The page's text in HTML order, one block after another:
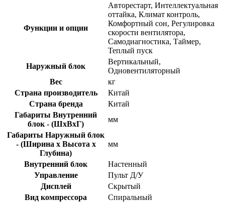
Функции и опции
Авторестарт, Интеллектуальная
оттайка, Климат контроль,
Комфортный сон, Регулировка
скорости вентилятора,
Самодиагностика, Таймер,
Теплый пуск
Наружный блок
Вертикальный,
Одновентиляторный
Вес
кг
Страна производитель
Китай
Страна бренда
Китай
Габариты Внутренний
блок - (ШхВхГ)
мм
Габариты Наружный блок
- (Ширина х Высота х
Глубина)
мм
Внутренний блок
Настенный
Управление
Пульт Д/У
Дисплей
Скрытый
Вид компрессора
Спиральный